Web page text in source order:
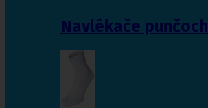
Navlékače punčoch